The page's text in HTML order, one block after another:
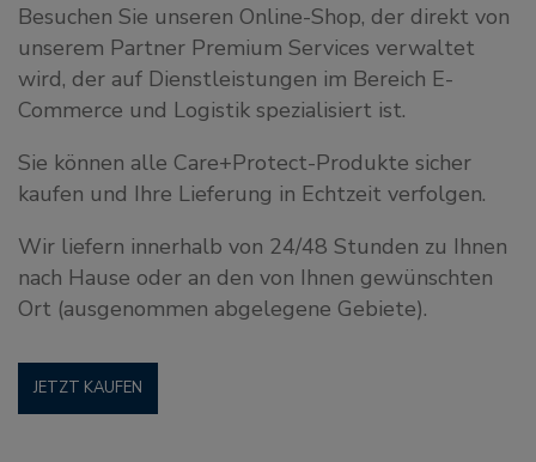
Besuchen Sie unseren Online-Shop, der direkt von
unserem Partner Premium Services verwaltet
wird, der auf Dienstleistungen im Bereich E-
Commerce und Logistik spezialisiert ist.
Sie können alle Care+Protect-Produkte sicher
kaufen und Ihre Lieferung in Echtzeit verfolgen.
Wir liefern innerhalb von 24/48 Stunden zu Ihnen
nach Hause oder an den von Ihnen gewünschten
Ort (ausgenommen abgelegene Gebiete).
JETZT KAUFEN